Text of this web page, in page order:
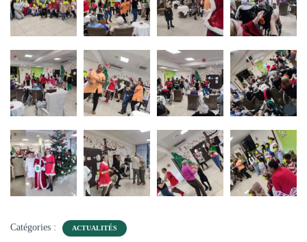
Catégories : ACTUALITÉS